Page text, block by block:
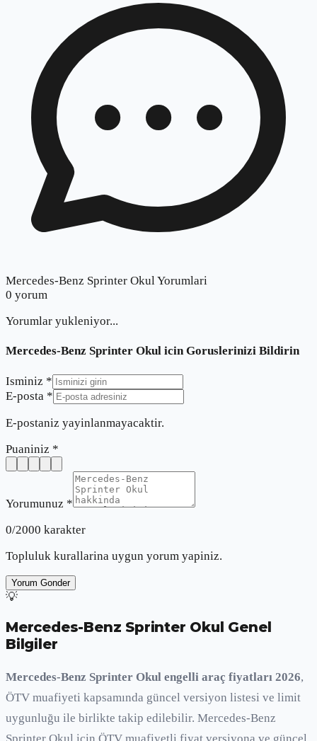
Mercedes-Benz Sprinter Okul Yorumlari
0 yorum
Yorumlar yukleniyor...
Mercedes-Benz Sprinter Okul icin Goruslerinizi Bildirin
Isminiz *
E-posta *
E-postaniz yayinlanmayacaktir.
Puaniniz *
Yorumunuz *
0/2000 karakter
Topluluk kurallarina uygun yorum yapiniz.
Yorum Gonder
💡
Mercedes-Benz Sprinter Okul Genel
Bilgiler
Mercedes-Benz Sprinter Okul engelli araç fiyatları 2026,
ÖTV muafiyeti kapsamında güncel versiyon listesi ve limit
uygunluğu ile birlikte takip edilebilir. Mercedes-Benz